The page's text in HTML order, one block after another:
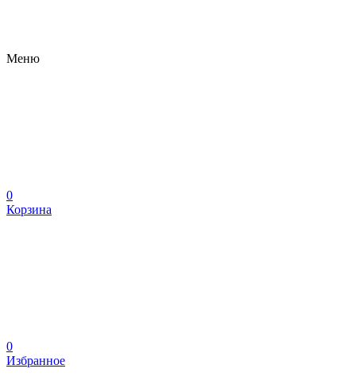
Меню
0
Корзина
0
Избранное